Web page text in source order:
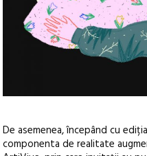
De asemenea, începând cu
componenta de realitate